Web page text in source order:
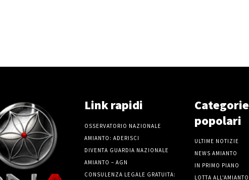
Link rapidi
OSSERVATORIO NAZIONALE
AMIANTO: ADERISCI
DIVENTA GUARDIA NAZIONALE
AMIANTO – AGN
CONSULENZA LEGALE GRATUITA:
Categorie
popolari
ULTIME NOTIZIE
NEWS AMIANTO
IN PRIMO PIANO
LOTTA ALL'AMIANTO